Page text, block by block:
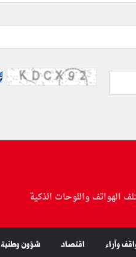
الهواتف واللوحات الذكية
وآراء اقتصاد شؤون وطنية